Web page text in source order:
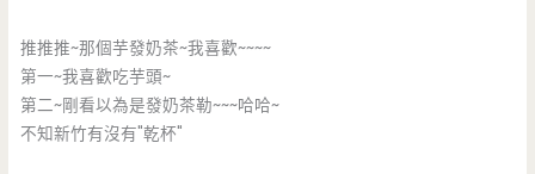
推推推~那個芋發奶茶~我喜歡~~~~
第一~我喜歡吃芋頭~
第二~剛看以為是發奶茶勒~~~哈哈~
不知新竹有沒有"乾杯"